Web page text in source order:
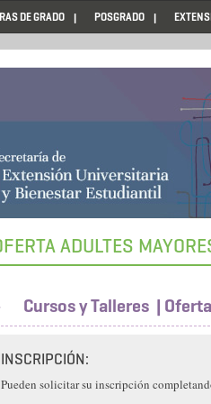
DE GRADO POSGRADO
ADULTES
Cursos y Talleres |
INSCRIPCIÓN:
Pueden solicitar su inscripción